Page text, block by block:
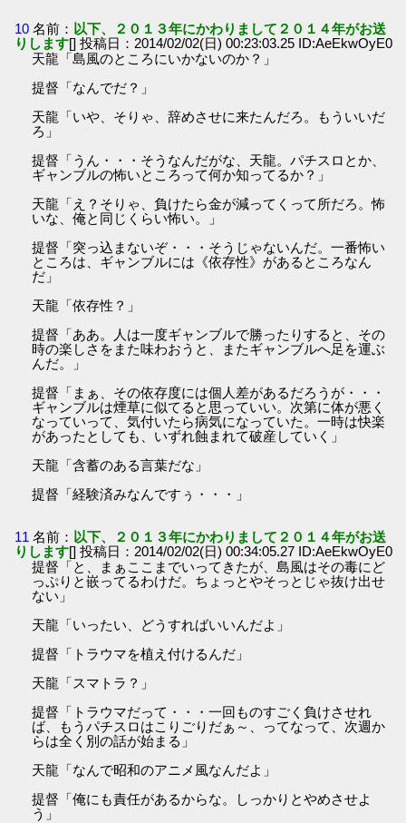
10 名前： 以下、２０１３年にかわりまして２０１４年がお送
りします[] 投稿日：2014/02/02(日) 00:23:03.25 ID:AeEkwOyE0
天龍「島風のところにいかないのか？」
提督「なんでだ？」
天龍「いや、そりゃ、辞めさせに来たんだろ。もういいだ
ろ」
提督「うん・・・そうなんだがな、天龍。パチスロとか、
ギャンブルの怖いところって何か知ってるか？」
天龍「え？そりゃ、負けたら金が減ってくって所だろ。怖
いな、俺と同じくらい怖い。」
提督「突っ込まないぞ・・・そうじゃないんだ。一番怖い
ところは、ギャンブルには《依存性》があるところなん
だ」
天龍「依存性？」
提督「ああ。人は一度ギャンブルで勝ったりすると、その
時の楽しさをまた味わおうと、またギャンブルへ足を運ぶ
んだ。」
提督「まぁ、その依存度には個人差があるだろうが・・・
ギャンブルは煙草に似てると思っていい。次第に体が悪く
なっていって、気付いたら病気になっていた。一時は快楽
があったとしても、いずれ蝕まれて破産していく」
天龍「含蓄のある言葉だな」
提督「経験済みなんですぅ・・・」
11 名前： 以下、２０１３年にかわりまして２０１４年がお送
りします[] 投稿日：2014/02/02(日) 00:34:05.27 ID:AeEkwOyE0
提督「と、まぁここまでいってきたが、島風はその毒にど
っぷりと嵌ってるわけだ。ちょっとやそっとじゃ抜け出せ
ない」
天龍「いったい、どうすればいいんだよ」
提督「トラウマを植え付けるんだ」
天龍「スマトラ？」
提督「トラウマだって・・・一回ものすごく負けさせれ
ば、もうパチスロはこりごりだぁ～、ってなって、次週か
らは全く別の話が始まる」
天龍「なんで昭和のアニメ風なんだよ」
提督「俺にも責任があるからな。しっかりとやめさせよ
う」